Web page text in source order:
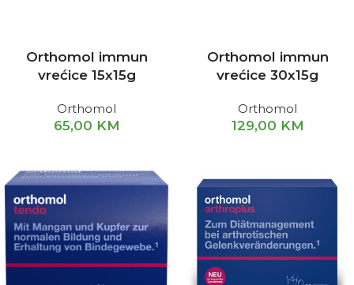
Orthomol immun
vrećice 15x15g
Orthomol
65,00 KM
Orthomol immun
vrećice 30x15g
Orthomol
129,00 KM